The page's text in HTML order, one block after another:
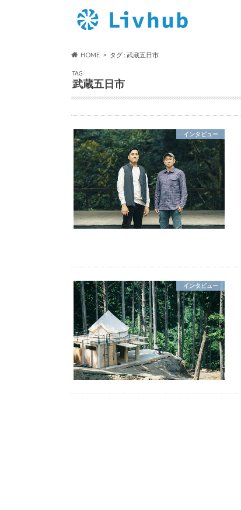
HOME タグ : 武蔵五日市
TAG
武蔵五日市
インタビュー
インタビュー